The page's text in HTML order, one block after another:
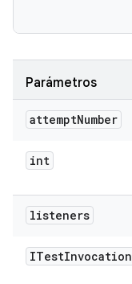
Parámetros
attemptNumber
int
listeners
ITestInvocation